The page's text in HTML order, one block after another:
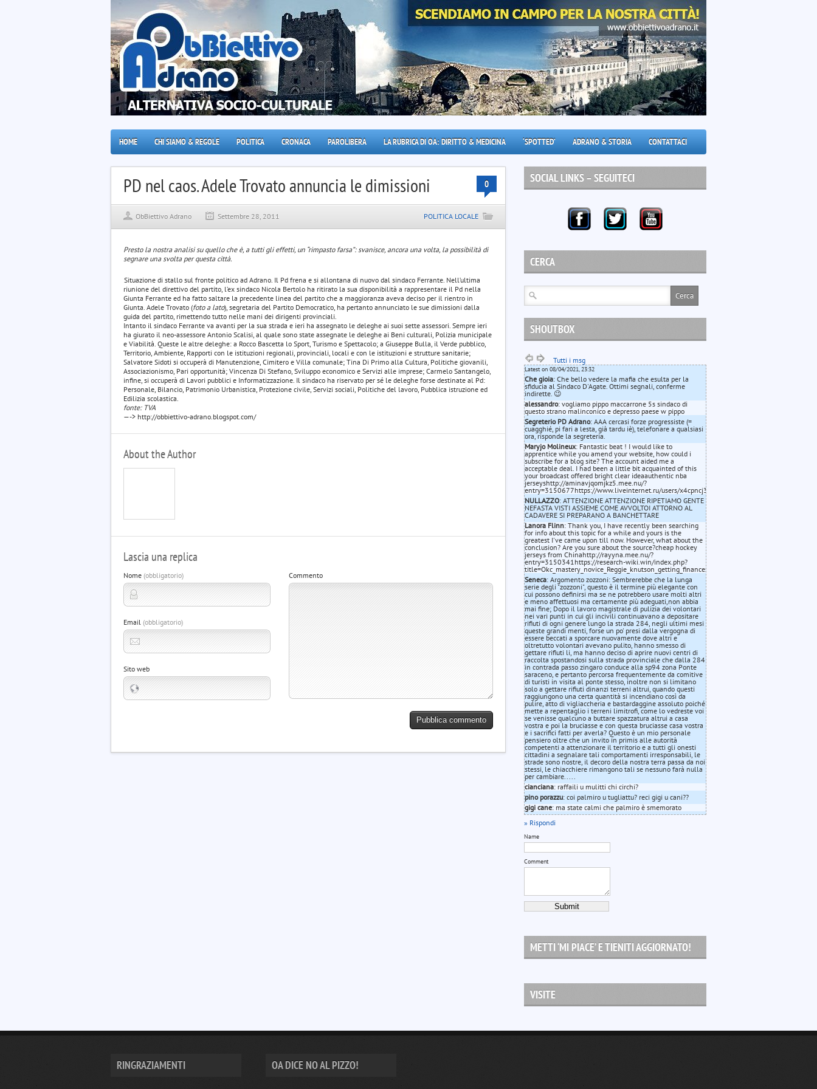
HOME CHI SIAMO & REGOLE POLITICA CRONACA PAROLIBERA LA RUBRICA DI OA: DIRITTO & MEDICINA ‘SPOTTED’ ADRANO & STORIA CONTATTACI
PD nel caos. Adele Trovato annuncia le dimissioni 0
ObBiettivo Adrano Settembre 28, 2011 POLITICA LOCALE
Presto la nostra analisi su quello che è, a tutti gli effetti, un “rimpasto farsa”: svanisce, ancora una volta, la possibilità di
segnare una svolta per questa città.
Situazione di stallo sul fronte politico ad Adrano. Il Pd frena e si allontana di nuovo dal sindaco Ferrante. Nell’ultima
riunione del direttivo del partito, l’ex sindaco Nicola Bertolo ha ritirato la sua disponibilità a rappresentare il Pd nella
Giunta Ferrante ed ha fatto saltare la precedente linea del partito che a maggioranza aveva deciso per il rientro in
Giunta. Adele Trovato (foto a lato), segretaria del Partito Democratico, ha pertanto annunciato le sue dimissioni dalla
guida del partito, rimettendo tutto nelle mani dei dirigenti provinciali.
Intanto il sindaco Ferrante va avanti per la sua strada e ieri ha assegnato le deleghe ai suoi sette assessori. Sempre ieri
ha giurato il neo-assessore Antonio Scalisi, al quale sono state assegnate le deleghe ai Beni culturali, Polizia municipale
e Viabilità. Queste le altre deleghe: a Rocco Bascetta lo Sport, Turismo e Spettacolo; a Giuseppe Bulla, il Verde pubblico,
Territorio, Ambiente, Rapporti con le istituzioni regionali, provinciali, locali e con le istituzioni e strutture sanitarie;
Salvatore Sidoti si occuperà di Manutenzione, Cimitero e Villa comunale; Tina Di Primo alla Cultura, Politiche giovanili,
Associazionismo, Pari opportunità; Vincenza Di Stefano, Sviluppo economico e Servizi alle imprese; Carmelo Santangelo,
infine, si occuperà di Lavori pubblici e Informatizzazione. Il sindaco ha riservato per sé le deleghe forse destinate al Pd:
Personale, Bilancio, Patrimonio Urbanistica, Protezione civile, Servizi sociali, Politiche del lavoro, Pubblica istruzione ed
Edilizia scolastica.
fonte: TVA
—-> http://obbiettivo-adrano.blogspot.com/
About the Author
Lascia una replica
Nome (obbligatorio)
Email (obbligatorio)
Sito web
Commento
SOCIAL LINKS – SEGUITECI
CERCA
SHOUTBOX
Tutti i msg
Latest on 08/04/2021, 23:32
Che gioia: Che bello vedere la mafia che esulta per la
sfiducia al Sindaco D'Agate. Ottimi segnali, conferme
indirette. 😉
alessandro: vogliamo pippo maccarrone 5s sindaco di
questo strano malinconico e depresso paese w pippo
Segreterio PD Adrano: AAA cercasi forze progressiste (=
cuagghié, pi fari a lesta, già tardu iè), telefonare a qualsiasi
ora, risponde la segreteria.
Maryjo Molineux: Fantastic beat ! I would like to
apprentice while you amend your website, how could i
subscribe for a blog site? The account aided me a
acceptable deal. I had been a little bit acquainted of this
your broadcast offered bright clear ideaauthentic nba
jerseyshttp://aminavjqomjkz5.mee.nu/?
entry=3150677https://www.liveinternet.ru/users/x4cpncj319/post480324734//
NULLAZZO: ATTENZIONE ATTENZIONE RIPETIAMO GENTE
NEFASTA VISTI ASSIEME COME AVVOLTOI ATTORNO AL
CADAVERE SI PREPARANO A BANCHETTARE
Lanora Flinn: Thank you, I have recently been searching
for info about this topic for a while and yours is the
greatest I've came upon till now. However, what about the
conclusion? Are you sure about the source?cheap hockey
jerseys from Chinahttp://rayyna.mee.nu/?
entry=3150341https://research-wiki.win/index.php?
Seneca: Argomento zozzoni: Sembrerebbe che la lunga
serie degli "zozzoni", questo è il termine più elegante con
cui possono definirsi ma se ne potrebbero usare molti altri
e meno affettuosi ma certamente più adeguati,non abbia
mai fine; Dopo il lavoro magistrale di pulizia dei volontari
nei vari punti in cui gli incivili continuavano a depositare
rifiuti di ogni genere lungo la strada 284, negli ultimi mesi
queste grandi menti, forse un po' presi dalla vergogna di
essere beccati a sporcare nuovamente dove altri e
oltretutto volontari avevano pulito, hanno smesso di
gettare rifiuti li, ma hanno deciso di aprire nuovi centri di
raccolta spostandosi sulla strada provinciale che dalla 284
in contrada passo zingaro conduce alla sp94 zona Ponte
saraceno, e pertanto percorsa frequentemente da comitive
di turisti in visita al ponte stesso, inoltre non si limitano
solo a gettare rifiuti dinanzi terreni altrui, quando questi
raggiungono una certa quantità si incendiano così da
pulire, atto di vigliaccheria e bastardaggine assoluto poiché
mette a repentaglio i terreni limitrofi, come lo vedreste voi
se venisse qualcuno a buttare spazzatura altrui a casa
vostra e poi la bruciasse e con questa bruciasse casa vostra
e i sacrifici fatti per averla? Questo è un mio personale
pensiero oltre che un invito in primis alle autorità
competenti a attenzionare il territorio e a tutti gli onesti
cittadini a segnalare tali comportamenti irresponsabili, le
strade sono nostre, il decoro della nostra terra passa da noi
stessi, le chiacchiere rimangono tali se nessuno farà nulla
per cambiare.....
cianciana: raffaili u mulitti chi circhi?
pino porazzu: coi palmiro u tugliattu? reci gigi u cani??
gigi cane: ma state calmi che palmiro è smemorato
» Rispondi
Name
Comment
METTI ‘MI PIACE’ E TIENITI AGGIORNATO!
VISITE
RINGRAZIAMENTI OA DICE NO AL PIZZO!